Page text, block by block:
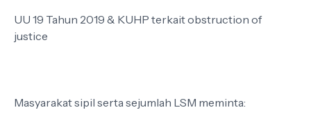
UU 19 Tahun 2019 & KUHP terkait obstruction of
justice
Masyarakat sipil serta sejumlah LSM meminta: